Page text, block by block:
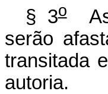
§ 3oAs
serão
transitada
autoria.